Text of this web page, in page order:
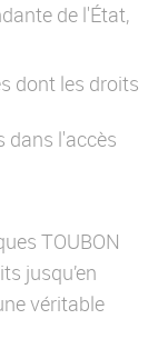
de l'État,
dont les droits
dans l'accès
TOUBON
jusqu’en
véritable